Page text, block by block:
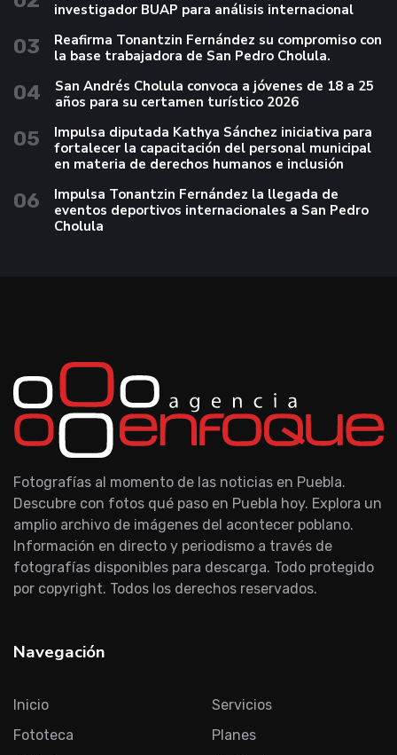
investigador BUAP para análisis internacional
03
Reafirma Tonantzin Fernández su compromiso con
la base trabajadora de San Pedro Cholula.
04
San Andrés Cholula convoca a jóvenes de 18 a 25
años para su certamen turístico 2026
05
Impulsa diputada Kathya Sánchez iniciativa para
fortalecer la capacitación del personal municipal
en materia de derechos humanos e inclusión
06
Impulsa Tonantzin Fernández la llegada de
eventos deportivos internacionales a San Pedro
Cholula
Fotografías al momento de las noticias en Puebla.
Descubre con fotos qué paso en Puebla hoy. Explora un
amplio archivo de imágenes del acontecer poblano.
Información en directo y periodismo a través de
fotografías disponibles para descarga. Todo protegido
por copyright. Todos los derechos reservados.
Navegación
Inicio
Fototeca
Servicios
Planes